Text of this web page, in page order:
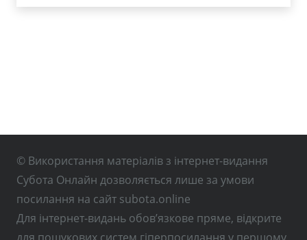
© Використання матеріалів з інтернет-видання
Субота Онлайн дозволяється лише за умови
посилання на сайт subota.online
Для інтернет-видань обов’язкове пряме, відкрите